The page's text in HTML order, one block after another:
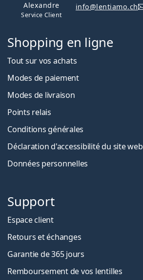
Alexandre
Service Client
info@lentiamo.ch
Shopping en ligne
Tout sur vos achats
Modes de paiement
Modes de livraison
Points relais
Conditions générales
Déclaration d'accessibilité du site web
Données personnelles
Support
Espace client
Retours et échanges
Garantie de 365 jours
Remboursement de vos lentilles